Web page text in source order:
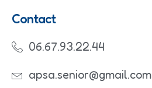
Contact
06.67.93.22.44
apsa.senior@gmail.com